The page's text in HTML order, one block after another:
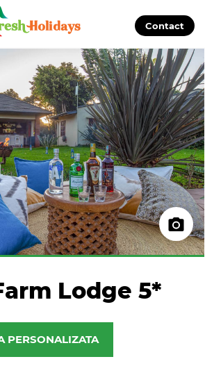
Contact
Lodge 5*
PERSONALIZATA